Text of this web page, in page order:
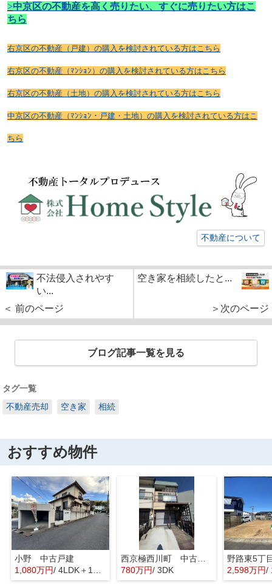
>中京区の不動産を高く売りたい、すぐに売りたい方はこ
ちら
右京区の不動産（戸建）の購入を検討されている方はこちら
右京区の不動産（ﾏﾝｼｮﾝ）の購入を検討されている方はこちら
右京区の不動産（土地）の購入を検討されている方はこちら
中京区の不動産（ﾏﾝｼｮﾝ・戸建・土地）の購入を検討されている方はこ
ちら
不動産について
不法侵入されやす
い...
＜ 前のページ
空き家を相続したと...
＞次のページ
ブログ記事一覧を見る
タグ一覧
不動産売却
空き家 相続
おすすめ物件
小野 中古戸建
1,080万円/ 4LDK＋1S(納戸)
西京極西川町 中古テラスハウス
780万円/ 3DK 2,598万円/